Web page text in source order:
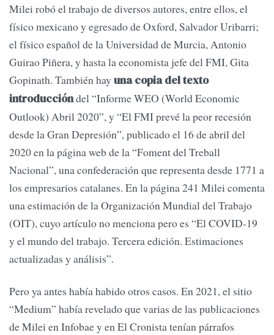
Milei robó el trabajo de diversos autores, entre ellos, el
físico mexicano y egresado de Oxford, Salvador Uribarri;
el físico español de la Universidad de Murcia, Antonio
Guirao Piñera, y hasta la economista jefe del FMI, Gita
Gopinath. También hay una copia del texto
introduccióndel “Informe WEO (World Economic
Outlook) Abril 2020”, y “El FMI prevé la peor recesión
desde la Gran Depresión”, publicado el 16 de abril del
2020 en la página web de la “Foment del Treball
Nacional”, una confederación que representa desde 1771 a
los empresarios catalanes. En la página 241 Milei comenta
una estimación de la Organización Mundial del Trabajo
(OIT), cuyo artículo no menciona pero es “El COVID-19
y el mundo del trabajo. Tercera edición. Estimaciones
actualizadas y análisis”.
Pero ya antes había habido otros casos. En 2021, el sitio
“Medium” había revelado que varias de las publicaciones
de Milei en Infobae y en El Cronista tenían párrafos